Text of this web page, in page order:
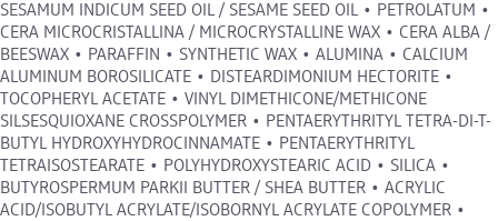
SESAMUM INDICUM SEED OIL / SESAME SEED OIL • PETROLATUM •
CERA MICROCRISTALLINA / MICROCRYSTALLINE WAX • CERA ALBA /
BEESWAX • PARAFFIN • SYNTHETIC WAX • ALUMINA • CALCIUM
ALUMINUM BOROSILICATE • DISTEARDIMONIUM HECTORITE •
TOCOPHERYL ACETATE • VINYL DIMETHICONE/METHICONE
SILSESQUIOXANE CROSSPOLYMER • PENTAERYTHRITYL TETRA-DI-T-
BUTYL HYDROXYHYDROCINNAMATE • PENTAERYTHRITYL
TETRAISOSTEARATE • POLYHYDROXYSTEARIC ACID • SILICA •
BUTYROSPERMUM PARKII BUTTER / SHEA BUTTER • ACRYLIC
ACID/ISOBUTYL ACRYLATE/ISOBORNYL ACRYLATE COPOLYMER •